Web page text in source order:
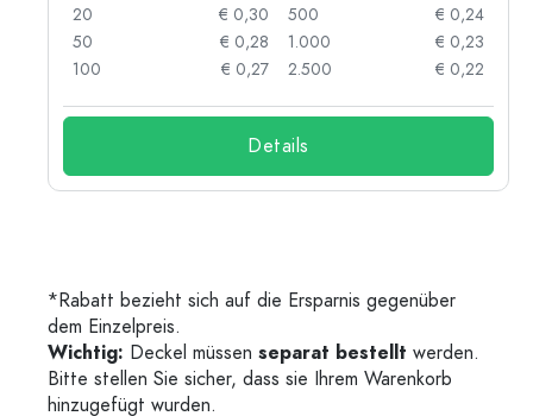
20
€ 0,30
50
€ 0,28
100
€ 0,27
500
€ 0,24
1.000
€ 0,23
2.500
€ 0,22
Details
*Rabatt bezieht sich auf die Ersparnis gegenüber
dem Einzelpreis.
Wichtig: Deckel müssen separat bestellt werden.
Bitte stellen Sie sicher, dass sie Ihrem Warenkorb
hinzugefügt wurden.